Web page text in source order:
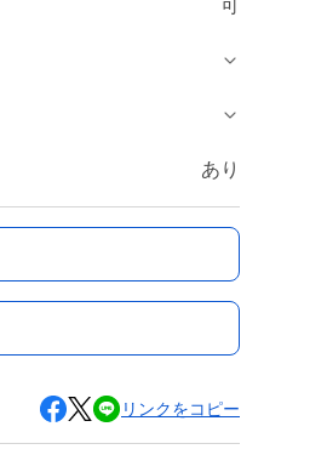
可
あり
リンクをコピー